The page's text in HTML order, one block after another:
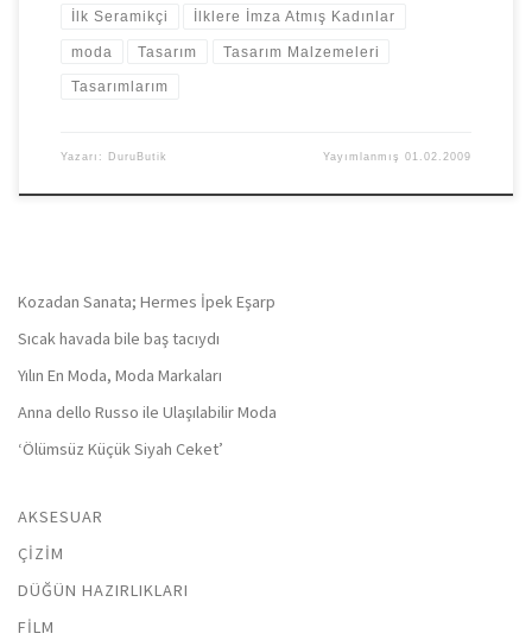
İlk Seramikçi İlklere İmza Atmış Kadınlar
moda Tasarım Tasarım Malzemeleri
Tasarımlarım
Yazarı: DuruButik Yayımlanmış01.02.2009
Kozadan Sanata; Hermes İpek Eşarp
Sıcak havada bile baş tacıydı
Yılın En Moda, Moda Markaları
Anna dello Russo ile Ulaşılabilir Moda
‘Ölümsüz Küçük Siyah Ceket’
AKSESUAR
ÇIZIM
DÜĞÜN HAZIRLIKLARI
FILM